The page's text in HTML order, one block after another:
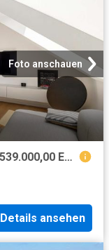
Foto anschauen
Wohnung zum Kaufen in Mannheim 539.000,00 EUR 86 m²
Details ansehen